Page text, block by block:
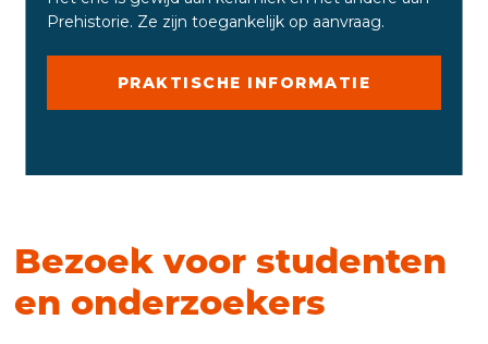
Prehistorie. Ze zijn toegankelijk op aanvraag.
PRAKTISCHE INFORMATIE
Bezoek voor studenten
en onderzoekers